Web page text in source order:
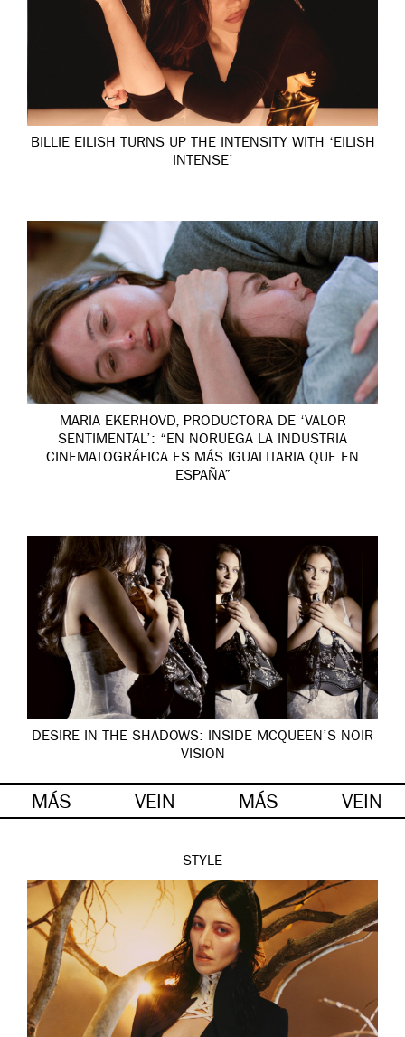
BILLIE EILISH TURNS UP THE INTENSITY WITH ‘EILISH
INTENSE’
MARIA EKERHOVD, PRODUCTORA DE ‘VALOR
SENTIMENTAL’: “EN NORUEGA LA INDUSTRIA
CINEMATOGRÁFICA ES MÁS IGUALITARIA QUE EN
ESPAÑA”
DESIRE IN THE SHADOWS: INSIDE MCQUEEN’S NOIR
VISION
MÁS VEIN MÁS VEIN
STYLE